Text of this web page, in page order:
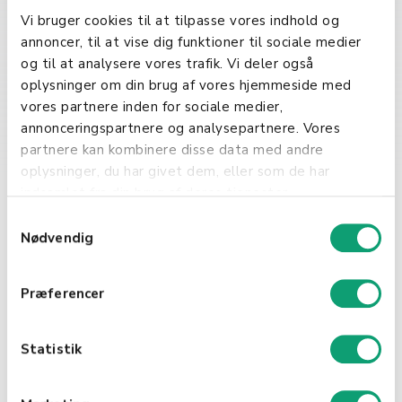
Vi bruger cookies til at tilpasse vores indhold og
annoncer, til at vise dig funktioner til sociale medier
og til at analysere vores trafik. Vi deler også
oplysninger om din brug af vores hjemmeside med
vores partnere inden for sociale medier,
annonceringspartnere og analysepartnere. Vores
partnere kan kombinere disse data med andre
oplysninger, du har givet dem, eller som de har
Nødvendig
Præferencer
Statistik
Å tilby et bredt spekter av
betalingsmåter er avgjørende for å
møte kundenes forventninger og
preferanser. Det øker sjansen for
salg ved å gi kunder fleksibiliteten
til å velge den betalingsmetoden
som passer dem best. Videre, med
betalingsløsninger blitt en
bedrifter betyr dette at å holde seg
betalingsmåter kan føre til
forbedret kundetilfredshet og